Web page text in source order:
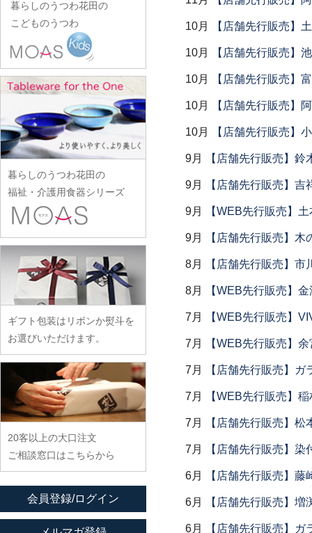
10月 【店舗先行販売】
10月 【店舗先行販売】
10月 【店舗先行販売】
10月 【店舗先行販売】
10月 【店舗先行販売】
9月 【店舗先行販売】
9月 【店舗先行販売】吉
9月 【WEB先行販売】
9月 【店舗先行販売】木
8月 【店舗先行販売】
8月 【WEB先行販売】
7月 【WEB先行販売】
7月 【WEB先行販売】
7月 【店舗先行販売】ガ
7月 【WEB先行販売】
7月 【店舗先行販売】松
7月 【店舗先行販売】染
6月 【店舗先行販売】
6月 【店舗先行販売】増
6月 【店舗先行販売】ガ
生島賢
生島明水
池田大介
石川漆宝堂
石田誠
和泉良法
市川知也
伊藤聡信
伊藤孝英
井銅心平
稲村真耶
イム サエム
イレヤガラス
岩舘隆（浄法寺）
臼田けい子
海野裕
浦陽子
遠藤マサヒロ
大井寛史
大久保公太郎
大沢和義
大平新五
大前史
大和田友香
北野敏一（犀ノ音窯）
日下華子
葛和万紀
工藤和彦
熊谷峻
小泉敦信
こいずみみゆき
古賀雄二郎
小寺暁洋
小林巧征
小牧広平
近藤亮介
鈴木重孝
鈴木潤吾
鈴木涼子
須谷窯
玉山保男
田沼英里
崔在皓
滴生舎
土井康治朗
土井宏友
陶房独歩炎
徳永遊心
富山孝一
土本訓寛・土本久美子
中山孝志
名古路英介
西納三枝
野口悦士
原田七重
原田譲
原光弘
日高伸治
日高直子
ヒヅミ峠舎
樋山真弓
平岡正弘
平林秀幸
廣野俊彦
廣政毅
ふじい製作所
藤崎均
藤田永子
藤塚光男
ほたる窯
堀畑蘭
松本優樹
松本良夫
三浦侑子
水垣千悦
水野克俊
みずのみさ
光井威善
三留舞
宮岡麻衣子
宮崎孝彦
三輪周太郎
武曽健一
村田森
村田菜穂美
木工ヤマニ
森知恵子
森悠紀子
森下綾
山田隆太郎
山中恵介
山本哲也
山本恭代
山本亮平
Yu-ten
雪ノ浦裕一
吉岡将弐
吉田学
余宮隆
暮らしのうつわ花田の
こどものうつわ
暮らしのうつわ花田の
福祉・介護用食器シリーズ
ギフト包装はリボンか熨斗を
お選びいただけます。
20客以上の大口注文
ご相談窓口はこちらから
会員登録/ログイン